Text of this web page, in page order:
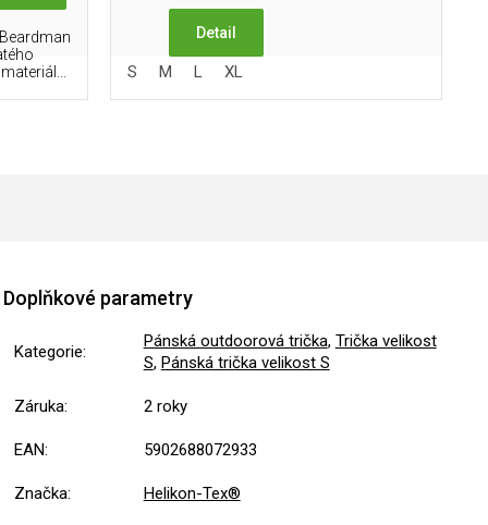
Detail
S M L XL
Doplňkové parametry
Kategorie:
Pánská outdoorová trička, Trička velikost
S, Pánská trička velikost S
Záruka: 2 roky
EAN: 5902688072933
Značka: Helikon-Tex®